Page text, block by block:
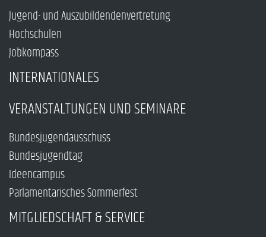
Jugend- und Auszubildendenvertretung
Hochschulen
Jobkompass
INTERNATIONALES
VERANSTALTUNGEN UND SEMINARE
Bundesjugendausschuss
Bundesjugendtag
Ideencampus
Parlamentarisches Sommerfest
MITGLIEDSCHAFT & SERVICE